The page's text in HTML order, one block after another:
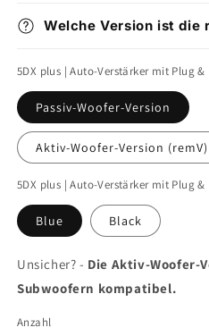
Welche Version ist die
5DX plus | Auto-Verstärker mit Plug &
Passiv-Woofer-Version
Aktiv-Woofer-Version (remV)
5DX plus | Auto-Verstärker mit Plug &
Blue Black
Unsicher? - Die Aktiv-Woofer-
Subwoofern kompatibel.
Anzahl